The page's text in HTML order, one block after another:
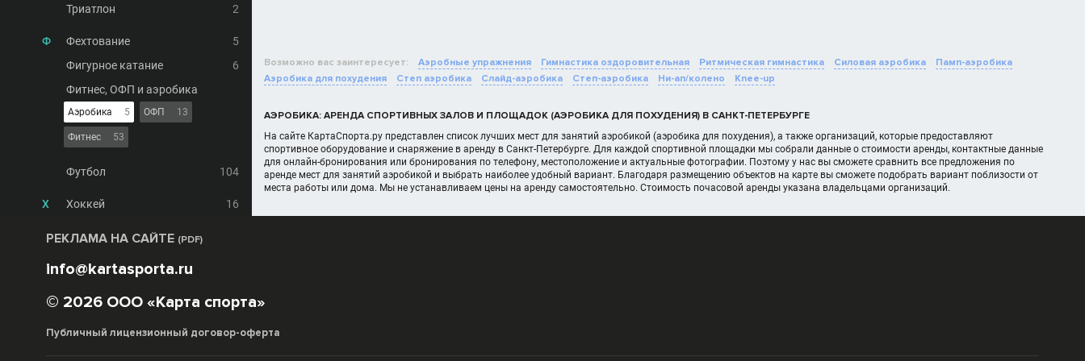
Триатлон
2
Ф Фехтование
5
Фигурное катание
6
Фитнес, ОФП и аэробика
Аэробика 5 ОФП 13
Фитнес 53
Футбол 104
Х Хоккей 16
Возможно вас заинтересует: Аэробные упражнения Гимнастика оздоровительная Ритмическая гимнастика Силовая аэробика
Памп-аэробика
Аэробика для похудения
Степ аэробика Слайд-аэробика Степ-аэробика Ни-ап/колено Knee-up
АЭРОБИКА: АРЕНДА СПОРТИВНЫХ ЗАЛОВ И ПЛОЩАДОК (АЭРОБИКА ДЛЯ ПОХУДЕНИЯ) В САНКТ-ПЕТЕРБУРГЕ
На сайте КартаСпорта.ру представлен список лучших мест для занятий аэробикой (аэробика для похудения), а также организаций, которые предоставляют
спортивное оборудование и снаряжение в аренду в Санкт-Петербурге. Для каждой спортивной площадки мы собрали данные о стоимости аренды, контактные данные
для онлайн-бронирования или бронирования по телефону, местоположение и актуальные фотографии. Поэтому у нас вы сможете сравнить все предложения по
аренде мест для занятий аэробикой и выбрать наиболее удобный вариант. Благодаря размещению объектов на карте вы сможете подобрать вариант поблизости от
места работы или дома. Мы не устанавливаем цены на аренду самостоятельно. Стоимость почасовой аренды указана владельцами организаций.
РЕКЛАМА НА САЙТЕ (PDF)
info@kartasporta.ru
© 2026 ООО «Карта спорта»
Публичный лицензионный договор-оферта